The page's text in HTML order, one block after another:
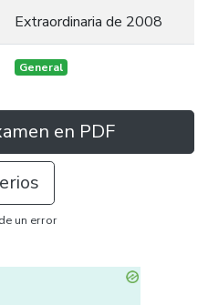
Extraordinaria de 2008
General
en PDF
un error